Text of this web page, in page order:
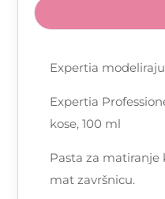
Expertia
Expertia
kose, 100 ml
Pasta za matiranje
mat završnicu.